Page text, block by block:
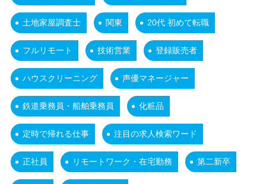
土地家屋調査士 関東 20代 初めて転職
フルリモート 技術営業 登録販売者
ハウスクリーニング 声優マネージャー
鉄道乗務員・船舶乗務員 化粧品
定時で帰れる仕事 注目の求人検索ワード
正社員 リモートワーク・在宅勤務 第二新卒